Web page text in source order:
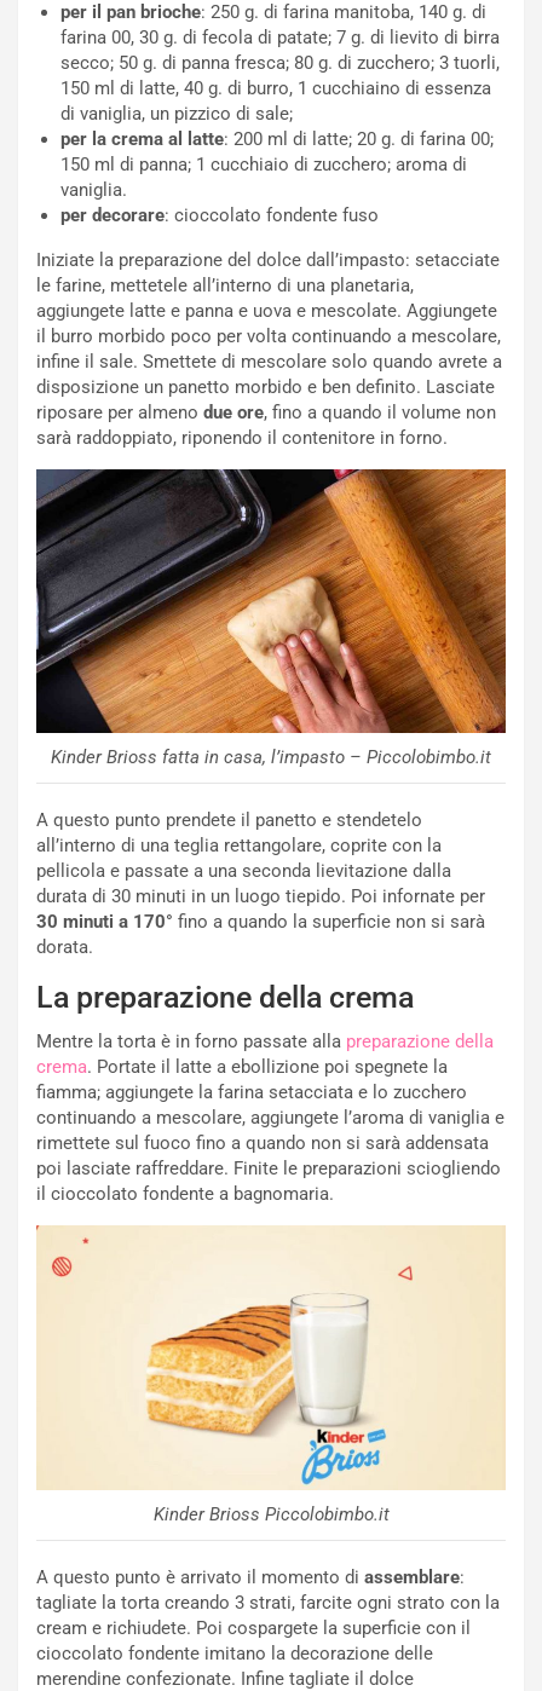
per il pan brioche: 250 g. di farina manitoba, 140 g. di
farina 00, 30 g. di fecola di patate; 7 g. di lievito di birra
secco; 50 g. di panna fresca; 80 g. di zucchero; 3 tuorli,
150 ml di latte, 40 g. di burro, 1 cucchiaino di essenza
di vaniglia, un pizzico di sale;
per la crema al latte: 200 ml di latte; 20 g. di farina 00;
150 ml di panna; 1 cucchiaio di zucchero; aroma di
vaniglia.
per decorare: cioccolato fondente fuso
Iniziate la preparazione del dolce dall’impasto: setacciate
le farine, mettetele all’interno di una planetaria,
aggiungete latte e panna e uova e mescolate. Aggiungete
il burro morbido poco per volta continuando a mescolare,
infine il sale. Smettete di mescolare solo quando avrete a
disposizione un panetto morbido e ben definito. Lasciate
riposare per almeno due ore, fino a quando il volume non
sarà raddoppiato, riponendo il contenitore in forno.
Kinder Brioss fatta in casa, l’impasto – Piccolobimbo.it
A questo punto prendete il panetto e stendetelo
all’interno di una teglia rettangolare, coprite con la
pellicola e passate a una seconda lievitazione dalla
durata di 30 minuti in un luogo tiepido. Poi infornate per
30 minuti a 170° fino a quando la superficie non si sarà
dorata.
La preparazione della crema
Mentre la torta è in forno passate alla preparazione della
crema. Portate il latte a ebollizione poi spegnete la
fiamma; aggiungete la farina setacciata e lo zucchero
continuando a mescolare, aggiungete l’aroma di vaniglia e
rimettete sul fuoco fino a quando non si sarà addensata
poi lasciate raffreddare. Finite le preparazioni sciogliendo
il cioccolato fondente a bagnomaria.
Kinder Brioss Piccolobimbo.it
A questo punto è arrivato il momento di assemblare:
tagliate la torta creando 3 strati, farcite ogni strato con la
cream e richiudete. Poi cospargete la superficie con il
cioccolato fondente imitano la decorazione delle
merendine confezionate. Infine tagliate il dolce